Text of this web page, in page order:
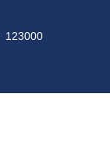
123000